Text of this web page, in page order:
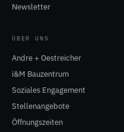
Newsletter
ÜBER UNS
Andre + Oestreicher
i&M Bauzentrum
Soziales Engagement
Stellenangebote
Öffnungszeiten